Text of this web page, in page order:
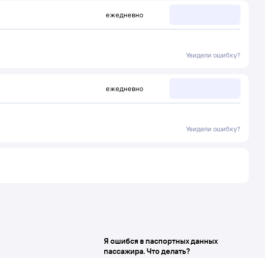
ежедневно
Увидели ошибку?
ежедневно
Увидели ошибку?
Я ошибся в паспортных данных
пассажира. Что делать?